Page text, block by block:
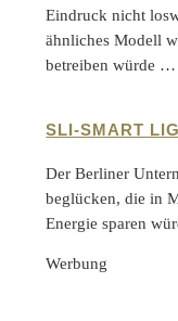
Eindruck nicht
ähnliches Modell
betreiben würde
SLI-SMART
Der Berliner
beglücken, die in
Energie sparen
Werbung